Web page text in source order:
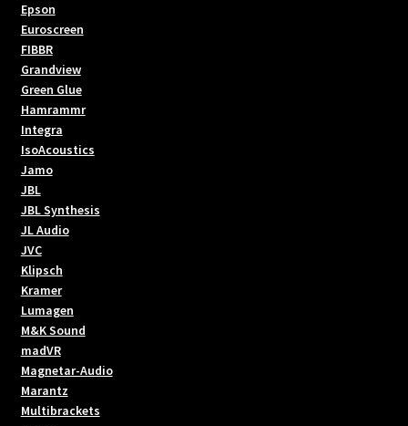
Epson
Euroscreen
FIBBR
Grandview
Green Glue
Hamrammr
Integra
IsoAcoustics
Jamo
JBL
JBL Synthesis
JL Audio
JVC
Klipsch
Kramer
Lumagen
M&K Sound
madVR
Magnetar-Audio
Marantz
Multibrackets